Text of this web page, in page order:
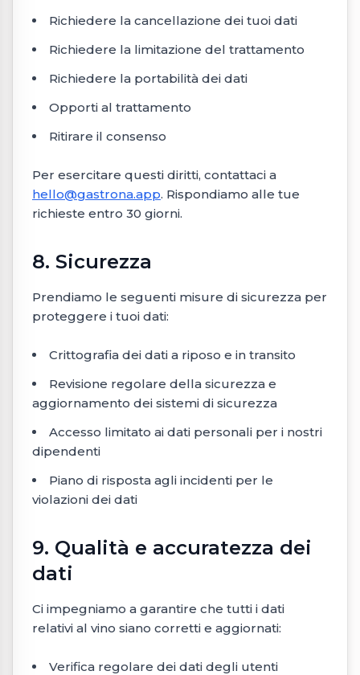
Richiedere la cancellazione dei tuoi dati
Richiedere la limitazione del trattamento
Richiedere la portabilità dei dati
Opporti al trattamento
Ritirare il consenso
Per esercitare questi diritti, contattaci a
hello@gastrona.app. Rispondiamo alle tue
richieste entro 30 giorni.
8. Sicurezza
Prendiamo le seguenti misure di sicurezza per
proteggere i tuoi dati:
Crittografia dei dati a riposo e in transito
Revisione regolare della sicurezza e
aggiornamento dei sistemi di sicurezza
Accesso limitato ai dati personali per i nostri
dipendenti
Piano di risposta agli incidenti per le
violazioni dei dati
9. Qualità e accuratezza dei
dati
Ci impegniamo a garantire che tutti i dati
relativi al vino siano corretti e aggiornati:
Verifica regolare dei dati degli utenti